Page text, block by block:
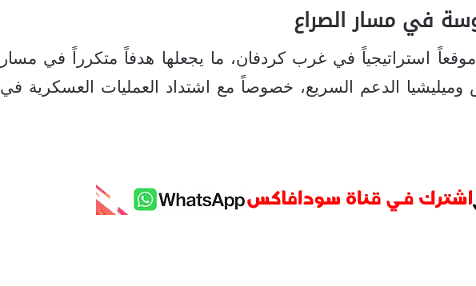
في مسار الصراع
استراتيجياً في غرب كردفان، ما يجعلها هدفاً متكرراً في مسار
وميليشيا الدعم السريع، خصوصاً مع اشتداد العمليات العسكرية في